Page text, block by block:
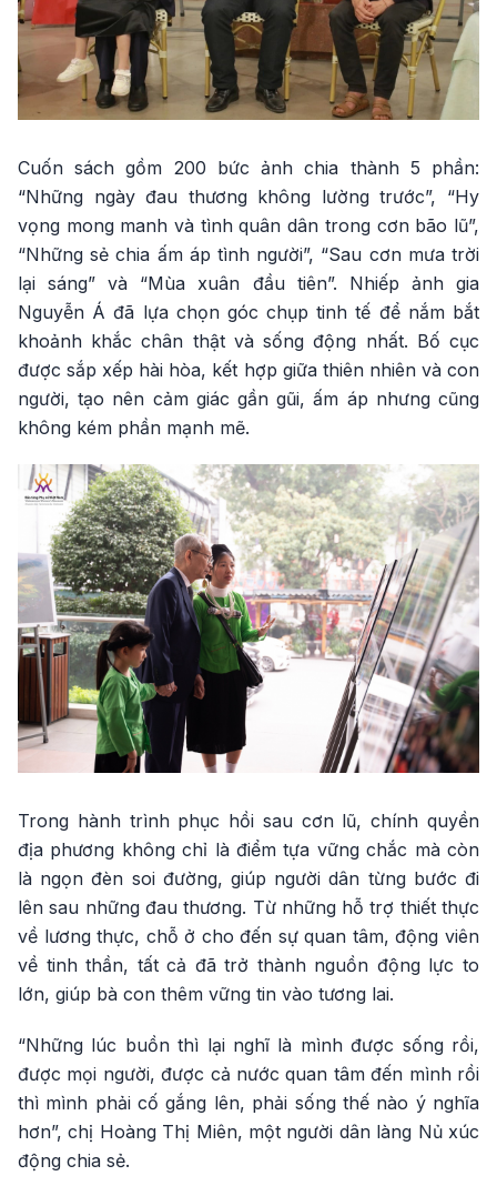
Cuốn sách gồm 200 bức ảnh chia thành 5 phần:
“Những ngày đau thương không lường trước”, “Hy
vọng mong manh và tình quân dân trong cơn bão lũ”,
“Những sẻ chia ấm áp tình người”, “Sau cơn mưa trời
lại sáng” và “Mùa xuân đầu tiên”. Nhiếp ảnh gia
Nguyễn Á đã lựa chọn góc chụp tinh tế để nắm bắt
khoảnh khắc chân thật và sống động nhất. Bố cục
được sắp xếp hài hòa, kết hợp giữa thiên nhiên và con
người, tạo nên cảm giác gần gũi, ấm áp nhưng cũng
không kém phần mạnh mẽ.
Trong hành trình phục hồi sau cơn lũ, chính quyền
địa phương không chỉ là điểm tựa vững chắc mà còn
là ngọn đèn soi đường, giúp người dân từng bước đi
lên sau những đau thương. Từ những hỗ trợ thiết thực
về lương thực, chỗ ở cho đến sự quan tâm, động viên
về tinh thần, tất cả đã trở thành nguồn động lực to
lớn, giúp bà con thêm vững tin vào tương lai.
“Những lúc buồn thì lại nghĩ là mình được sống rồi,
được mọi người, được cả nước quan tâm đến mình rồi
thì mình phải cố gắng lên, phải sống thế nào ý nghĩa
hơn”, chị Hoàng Thị Miên, một người dân làng Nủ xúc
động chia sẻ.